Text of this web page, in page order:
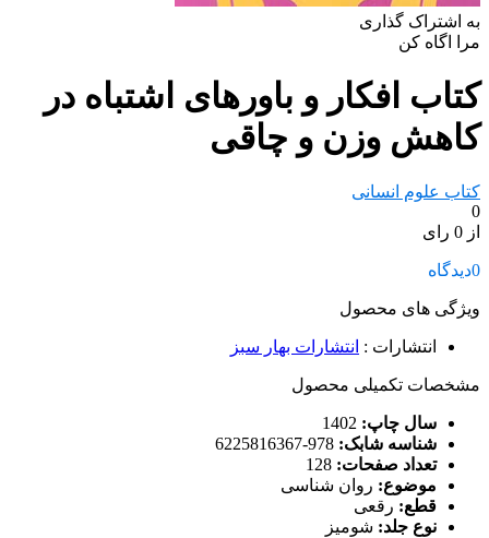
به اشتراک گذاری
مرا اگاه کن
کتاب افکار و باورهای اشتباه در
کاهش وزن و چاقی
کتاب علوم انسانی
0
از 0 رای
0دیدگاه
ویژگی های محصول
انتشارات : انتشارات بهار سبز
مشخصات تکمیلی محصول
سال چاپ:
شناسه شابک:
تعداد صفحات:
موضوع: روان شناسی
قطع: رقعی
نوع جلد: شومیز